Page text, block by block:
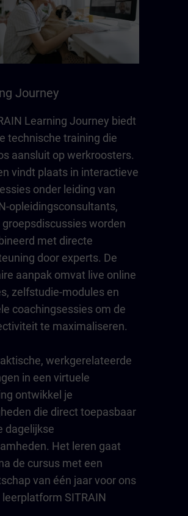
Journey
Learning Journey biedt
technische training die
aansluit op werkroosters.
vindt plaats in interactieve
onder leiding van
opleidingsconsultants,
worden
met directe
door experts. De
aanpak omvat live online
zelfstudie-modules en
coachingsessies om de
te maximaliseren.
werkgerelateerde
in een virtuele
ontwikkel je
die direct toepasbaar
dagelijkse
Het leren gaat
de cursus met een
van één jaar voor ons
SITRAIN